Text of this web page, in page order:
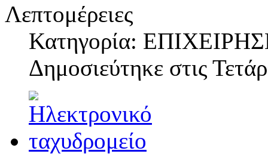
Λεπτομέρειες
Κατηγορία:
Δημοσιεύτηκε στις